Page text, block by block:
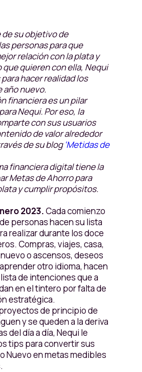
de su objetivo de
personas para que
relación con la plata y
quieren con ella, Nequi
hacer realidad los
nuevo.
financiera es un pilar
Nequi. Por eso, la
con sus usuarios
de valor alrededor
de su blog‘Metidas de
financiera digital tiene la
Metas de Ahorro para
y cumplir propósitos.
2023.Cada comienzo
personas hacen su lista
realizar durante los doce
Compras, viajes, casa,
o ascensos, deseos
otro idioma, hacen
de intenciones que a
en el tintero por falta de
estratégica.
de principio de
y se queden a la deriva
del día a día, Nequi le
tips para convertir sus
Nuevo en metas medibles